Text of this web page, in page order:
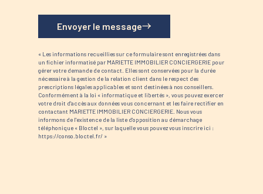
Envoyer le message
« Les informations recueillies sur ce formulaire sont enregistrées dans
un fichier informatisé par MARIETTE IMMOBILIER CONCIERGERIE pour
gérer votre demande de contact. Elles sont conservées pour la durée
nécessaire à la gestion de la relation client dans le respect des
prescriptions légales applicables et sont destinées à nos conseillers.
Conformément à la loi « informatique et libertés », vous pouvez exercer
votre droit d'accès aux données vous concernant et les faire rectifier en
contactant MARIETTE IMMOBILIER CONCIERGERIE. Nous vous
informons de l'existence de la liste d'opposition au démarchage
téléphonique « Bloctel », sur laquelle vous pouvez vous inscrire ici :
https://conso.bloctel.fr/ »